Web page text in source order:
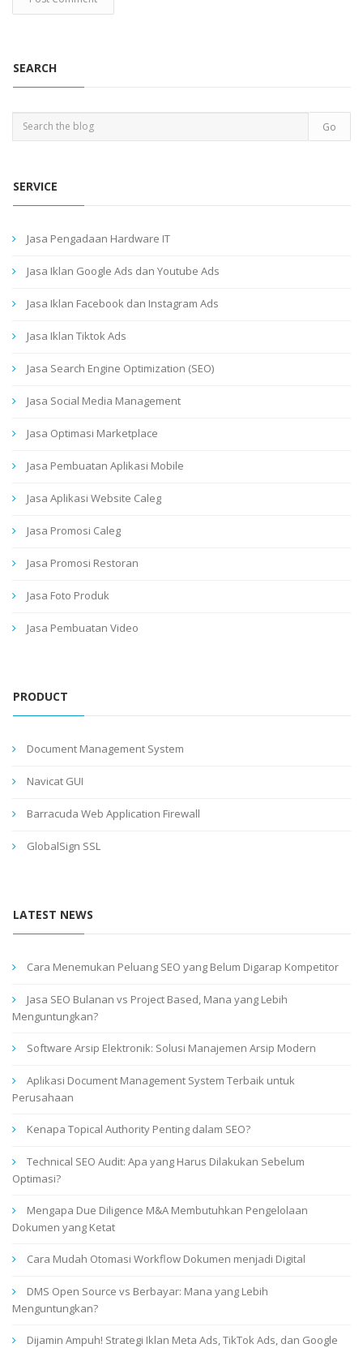
SEARCH
SERVICE
Jasa Pengadaan Hardware IT
Jasa Iklan Google Ads dan Youtube Ads
Jasa Iklan Facebook dan Instagram Ads
Jasa Iklan Tiktok Ads
Jasa Search Engine Optimization (SEO)
Jasa Social Media Management
Jasa Optimasi Marketplace
Jasa Pembuatan Aplikasi Mobile
Jasa Aplikasi Website Caleg
Jasa Promosi Caleg
Jasa Promosi Restoran
Jasa Foto Produk
Jasa Pembuatan Video
PRODUCT
Document Management System
Navicat GUI
Barracuda Web Application Firewall
GlobalSign SSL
LATEST NEWS
Cara Menemukan Peluang SEO yang Belum Digarap Kompetitor
Jasa SEO Bulanan vs Project Based, Mana yang Lebih
Menguntungkan?
Software Arsip Elektronik: Solusi Manajemen Arsip Modern
Aplikasi Document Management System Terbaik untuk
Perusahaan
Kenapa Topical Authority Penting dalam SEO?
Technical SEO Audit: Apa yang Harus Dilakukan Sebelum
Optimasi?
Mengapa Due Diligence M&A Membutuhkan Pengelolaan
Dokumen yang Ketat
Cara Mudah Otomasi Workflow Dokumen menjadi Digital
DMS Open Source vs Berbayar: Mana yang Lebih
Menguntungkan?
Dijamin Ampuh! Strategi Iklan Meta Ads, TikTok Ads, dan Google